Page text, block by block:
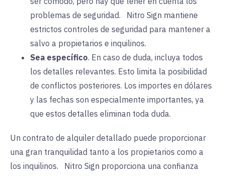
problemas de seguridad.
Nitro Sign mantiene
estrictos controles de seguridad para mantener a
salvo a propietarios e inquilinos.
Sea específico. En caso de duda, incluya todos
los detalles relevantes. Esto limita la posibilidad
de conflictos posteriores. Los importes en dólares
y las fechas son especialmente importantes, ya
que estos detalles eliminan toda duda.
Un contrato de alquiler detallado puede proporcionar
una gran tranquilidad tanto a los propietarios como a
los inquilinos.
Nitro Sign proporciona una confianza